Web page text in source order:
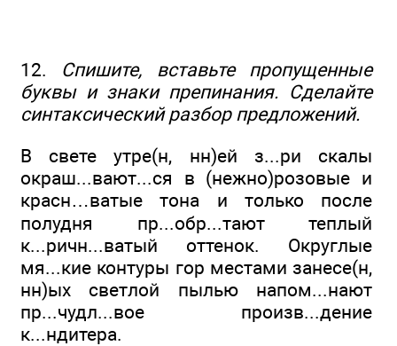
12. Спишите, вставьте пропущенные
буквы и знаки препинания. Сделайте
синтаксический разбор предложений.
В свете утре(н, нн)ей з...ри скалы
окраш...вают...ся в (нежно)розовые и
красн…ватые тона и только после
полудня пр...обр...тают теплый
к...ричн...ватый оттенок. Округлые
мя...кие контуры гор местами занесе(н,
нн)ых светлой пылью напом...нают
пр...чудл...вое произв...дение
к...ндитера.